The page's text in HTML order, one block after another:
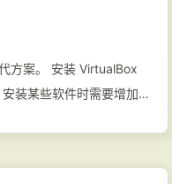
方案。 安装 VirtualBox
装某些软件时需要增加
apt-get install